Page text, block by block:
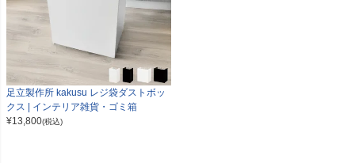
足立製作所 kakusu レジ袋ダストボッ
クス | インテリア雑貨・ゴミ箱
¥13,800(税込)